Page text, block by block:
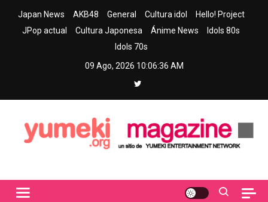
Japan News AKB48 General Cultura idol
Hello! Project
JPop actual
Cultura Japonesa Ánime News
Idols 80s
Idols 70s
09 Ago, 2026 10:06:37 AM